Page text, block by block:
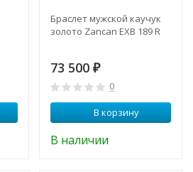
Браслет мужской каучук
золото Zancan EXB 189 R
73 500 ₽
0
В корзину
В наличии